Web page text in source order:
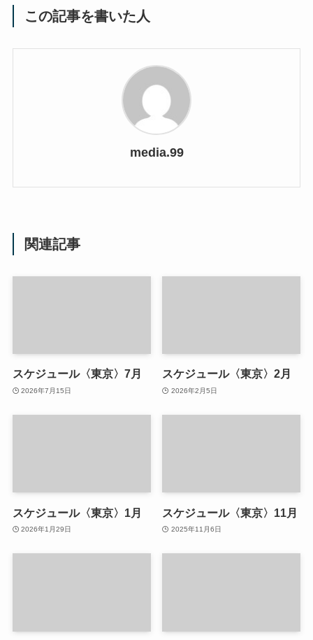
この記事を書いた人
media.99
関連記事
スケジュール〈東京〉7月
2026年7月15日
スケジュール〈東京〉2月
2026年2月5日
スケジュール〈東京〉1月
2026年1月29日
スケジュール〈東京〉11月
2025年11月6日